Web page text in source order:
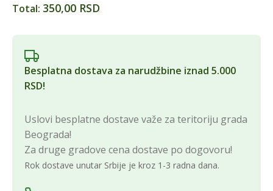
Total: 350,00 RSD
Besplatna dostava za narudžbine iznad 5.000
RSD!
Uslovi besplatne dostave važe za teritoriju grada
Beograda!
Za druge gradove cena dostave po dogovoru!
Rok dostave unutar Srbije je kroz 1-3 radna dana.